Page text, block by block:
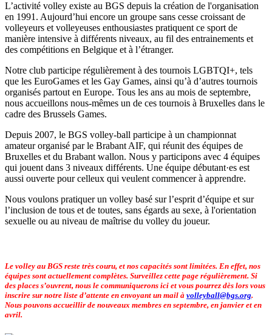
L’activité volley existe au BGS depuis la création de l'organisation
en 1991. Aujourd’hui encore un groupe sans cesse croissant de
volleyeurs et volleyeuses enthousiastes pratiquent ce sport de
manière intensive à différents niveaux, au fil des entrainements et
des compétitions en Belgique et à l’étranger.
Notre club participe régulièrement à des tournois LGBTQI+, tels
que les EuroGames et les Gay Games, ainsi qu’à d’autres tournois
organisés partout en Europe. Tous les ans au mois de septembre,
nous accueillons nous-mêmes un de ces tournois à Bruxelles dans le
cadre des Brussels Games.
Depuis 2007, le BGS volley-ball participe à un championnat
amateur organisé par le Brabant AIF, qui réunit des équipes de
Bruxelles et du Brabant wallon. Nous y participons avec 4 équipes
qui jouent dans 3 niveaux différents. Une équipe débutant·es est
aussi ouverte pour celleux qui veulent commencer à apprendre.
Nous voulons pratiquer un volley basé sur l’esprit d’équipe et sur
l’inclusion de tous et de toutes, sans égards au sexe, à l'orientation
sexuelle ou au niveau de maîtrise du volley du joueur.
Le volley au BGS reste très couru, et nos capacités sont limitées. En effet, nos
équipes sont actuellement complètes. Surveillez cette page régulièrement. Si
des places s’ouvrent, nous le communiquerons ici et vous pourrez dès lors vous
inscrire sur notre liste d’attente en envoyant un mail à volleyball@bgs.org.
Nous pouvons accueillir de nouveaux membres en septembre, en janvier et en
avril.